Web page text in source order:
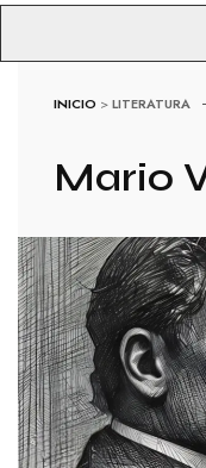
INICIO >LITERATURA
Mario